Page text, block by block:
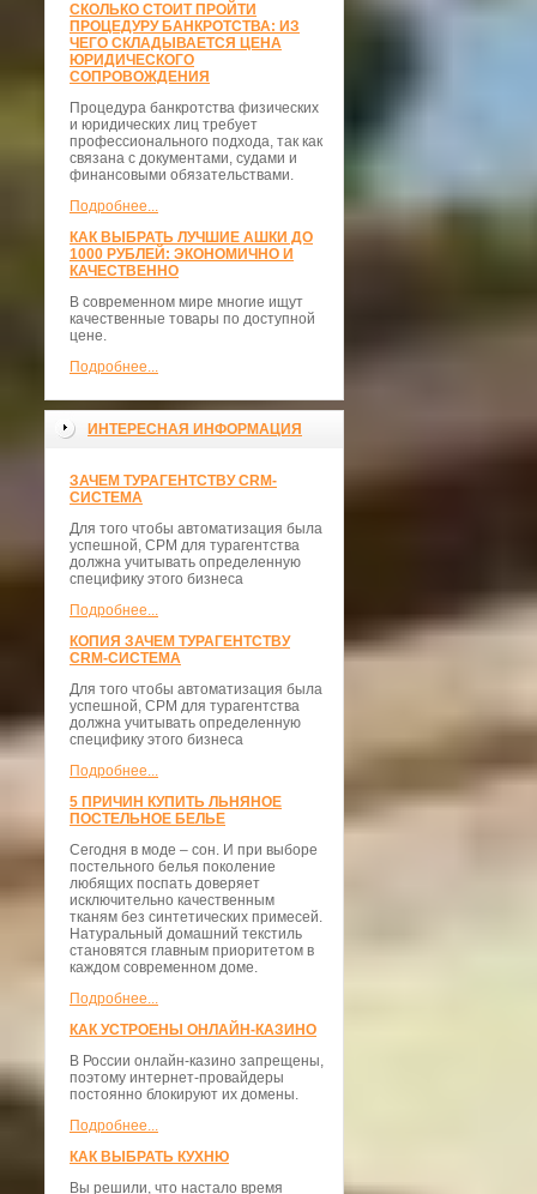
СКОЛЬКО СТОИТ ПРОЙТИ
ПРОЦЕДУРУ БАНКРОТСТВА: ИЗ
ЧЕГО СКЛАДЫВАЕТСЯ ЦЕНА
ЮРИДИЧЕСКОГО
СОПРОВОЖДЕНИЯ
Процедура банкротства физических
и юридических лиц требует
профессионального подхода, так как
связана с документами, судами и
финансовыми обязательствами.
Подробнее...
КАК ВЫБРАТЬ ЛУЧШИЕ АШКИ ДО
1000 РУБЛЕЙ: ЭКОНОМИЧНО И
КАЧЕСТВЕННО
В современном мире многие ищут
качественные товары по доступной
цене.
Подробнее...
ИНТЕРЕСНАЯ ИНФОРМАЦИЯ
ЗАЧЕМ ТУРАГЕНТСТВУ CRM-
СИСТЕМА
Для того чтобы автоматизация была
успешной, СРМ для турагентства
должна учитывать определенную
специфику этого бизнеса
Подробнее...
КОПИЯ ЗАЧЕМ ТУРАГЕНТСТВУ
CRM-СИСТЕМА
Для того чтобы автоматизация была
успешной, СРМ для турагентства
должна учитывать определенную
специфику этого бизнеса
Подробнее...
5 ПРИЧИН КУПИТЬ ЛЬНЯНОЕ
ПОСТЕЛЬНОЕ БЕЛЬЕ
Сегодня в моде – сон. И при выборе
постельного белья поколение
любящих поспать доверяет
исключительно качественным
тканям без синтетических примесей.
Натуральный домашний текстиль
становятся главным приоритетом в
каждом современном доме.
Подробнее...
КАК УСТРОЕНЫ ОНЛАЙН-КАЗИНО
В России онлайн-казино запрещены,
поэтому интернет-провайдеры
постоянно блокируют их домены.
Подробнее...
КАК ВЫБРАТЬ КУХНЮ
Вы решили, что настало время